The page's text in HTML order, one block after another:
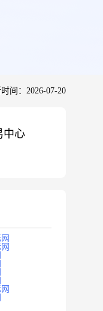
间：2026-07-20
中心